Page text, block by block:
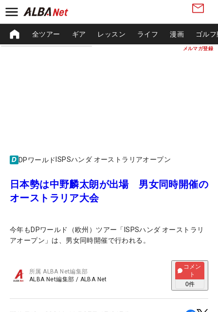
メルマガ登録
全ツアー ギア レッスン ライフ 漫画 ゴル
DPワールド ISPSハンダ オーストラリアオープン
日本勢は中野麟太朗が出場 男女同時開催の
オーストラリア大会
今年もDPワールド（欧州）ツアー「ISPSハンダ オーストラリ
アオープン」は、男女同時開催で行われる。
所属ALBA Net編集部
ALBA Net編集部 / ALBA Net
コメン
ト
0件